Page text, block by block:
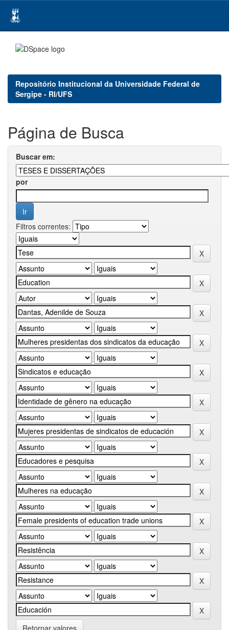
navigation
Repositório Institucional da Universidade Federal de
Sergipe - RI/UFS
Página de Busca
Buscar em:
por
Filtros correntes:
Retornar valores